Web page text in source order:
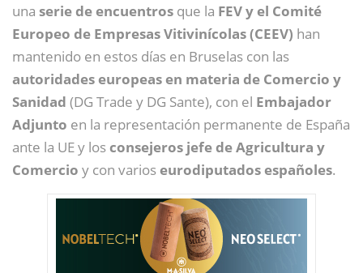
una serie de encuentros que la FEV y el Comité
Europeo de Empresas Vitivinícolas (CEEV) han
mantenido en estos días en Bruselas con las
autoridades europeas en materia de Comercio y
Sanidad (DG Trade y DG Sante), con el Embajador
Adjunto en la representación permanente de España
ante la UE y losconsejeros jefe de Agricultura y
Comercio y con varioseurodiputados españoles.